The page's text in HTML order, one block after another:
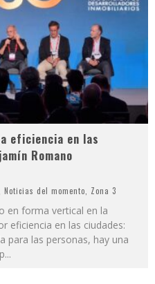
eficiencia en las
Romano
Noticias del momento, Zona 3
en forma vertical en la
eficiencia en las ciudades:
para las personas, hay una
...